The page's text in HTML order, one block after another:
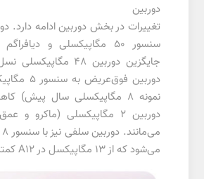
دوربین
تغییرات در بخش دوربین ادامه دارد.
جایگزین دوربین 48
دوربین
دوربین 2 مگاپیکسلی (ماکرو
می‌شود که از 13 مگاپیکسل در A12 کمتر است.